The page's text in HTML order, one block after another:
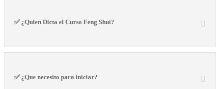
✅ ¿Quien Dicta el Curso Feng Shui?
✅ ¿Que necesito para iniciar?